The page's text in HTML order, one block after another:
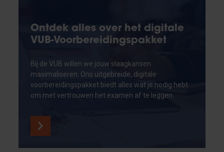
Ontdek alles over het digitale
VUB-Voorbereidingspakket
Bij de VUB willen we jouw slaagkansen
maximaliseren. Ons uitgebreide, digitale
voorbereidingspakket biedt alles wat je nodig hebt
om met vertrouwen het examen af te leggen.